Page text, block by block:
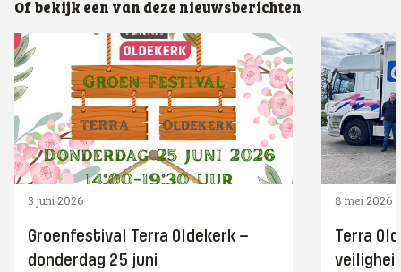
Of bekijk een van deze nieuwsberichten
3 juni 2026
Groenfestival Terra Oldekerk –
donderdag 25 juni
8 mei 2026
Terra